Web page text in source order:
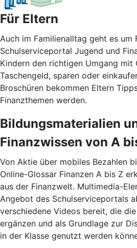
Für Eltern
Auch im Familienalltag geht es um
Schulserviceportal Jugend und
Kindern den richtigen Umgang mit
Taschengeld, sparen oder
Broschüren bekommen Eltern
Finanzthemen werden.
Bildungsmaterialien
Finanzwissen von A
Von Aktie über mobiles Bezahlen
Online-Glossar Finanzen A bis Z
aus der Finanzwelt. Multimedia-
Angebot des Schulserviceportals
verschiedene Videos bereit, die
ergänzen und als Grundlage zur
in der Klasse genutzt werden